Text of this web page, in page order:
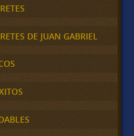
DE JUAN GABRIEL